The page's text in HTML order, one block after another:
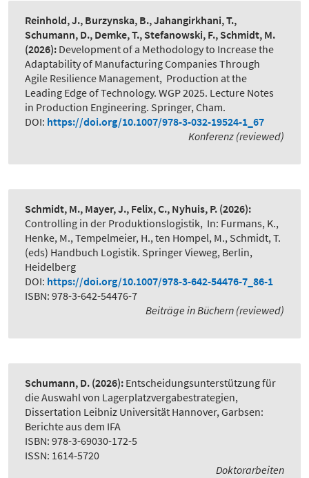
Reinhold, J., Burzynska, B., Jahangirkhani, T.,
Schumann, D., Demke, T., Stefanowski, F., Schmidt, M.
(2026): Development of a Methodology to Increase the
Adaptability of Manufacturing Companies Through
Agile Resilience Management, Production at the
Leading Edge of Technology. WGP 2025. Lecture Notes
in Production Engineering. Springer, Cham.
DOI: https://doi.org/10.1007/978-3-032-19524-1_67
Konferenz (reviewed)
Schmidt, M., Mayer, J., Felix, C., Nyhuis, P. (2026):
Controlling in der Produktionslogistik, In: Furmans, K.,
Henke, M., Tempelmeier, H., ten Hompel, M., Schmidt, T.
(eds) Handbuch Logistik. Springer Vieweg, Berlin,
Heidelberg
DOI: https://doi.org/10.1007/978-3-642-54476-7_86-1
ISBN: 978-3-642-54476-7
Beiträge in Büchern (reviewed)
Schumann, D. (2026): Entscheidungsunterstützung für
die Auswahl von Lagerplatzvergabestrategien,
Dissertation Leibniz Universität Hannover, Garbsen:
Berichte aus dem IFA
ISBN: 978-3-69030-172-5
ISSN: 1614-5720
Doktorarbeiten